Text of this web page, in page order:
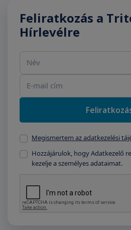
Feliratkozás a
Hírlevélre
Megismertem az adatkezelési
Hozzájárulok, hogy Adatkezelő
kezelje a személyes adataimat.